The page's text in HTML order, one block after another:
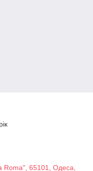
Roma", 65101, Одеса,